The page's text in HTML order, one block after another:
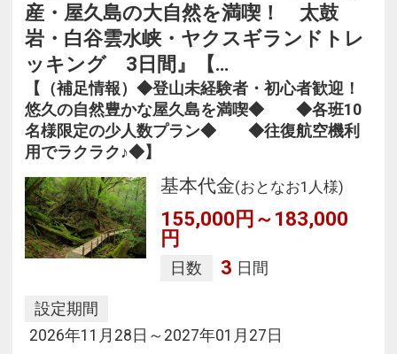
産・屋久島の大自然を満喫！ 太鼓
岩・白谷雲水峡・ヤクスギランドトレ
ッキング 3日間』【…
【（補足情報）◆登山未経験者・初心者歓迎！
悠久の自然豊かな屋久島を満喫◆ ◆各班10
名様限定の少人数プラン◆ ◆往復航空機利
用でラクラク♪◆】
基本代金(おとなお1人様)
155,000円～183,000
円
日数 3 日間
設定期間
2026年11月28日～2027年01月27日